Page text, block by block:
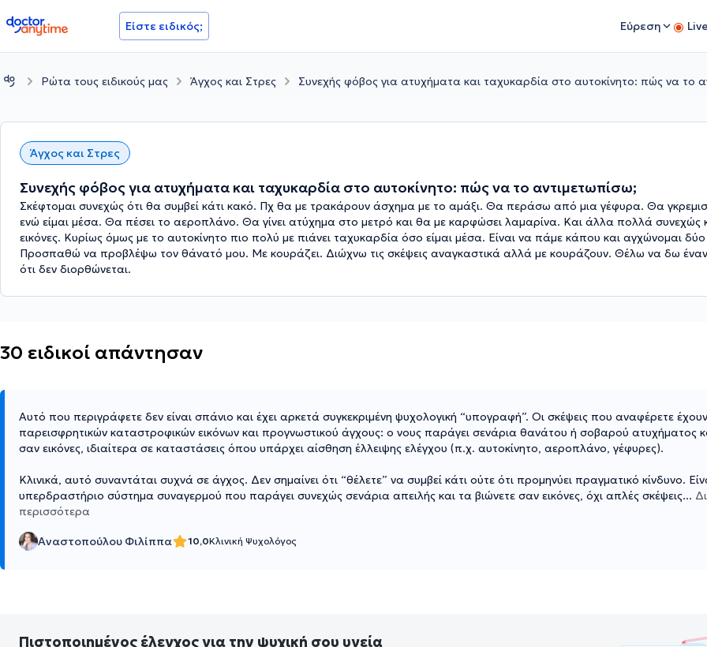
doctoranytime Είστε ειδικός; Εύρεση
Ρώτα τους ειδικούς μας Άγχος και Στρες Συνεχής φόβος για ατυχήματα και ταχυκαρδία στο αυτοκίνητο: πώς να το
Άγχος και Στρες
Συνεχής φόβος για ατυχήματα και ταχυκαρδία στο αυτοκίνητο: πώς να το αντιμετωπίσω;
Σκέφτομαι συνεχώς ότι θα συμβεί κάτι κακό. Πχ θα με τρακάρουν άσχημα με το αμάξι. Θα περάσω από μια γέφυρα. Θα
ενώ είμαι μέσα. Θα πέσει το αεροπλάνο. Θα γίνει ατύχημα στο μετρό και θα με καρφώσει λαμαρίνα. Και άλλα πολλά συνεχώς
εικόνες. Κυρίως όμως με το αυτοκίνητο πιο πολύ με πιάνει ταχυκαρδία όσο είμαι μέσα. Είναι να πάμε κάπου και αγχώνομαι
Προσπαθώ να προβλέψω τον θάνατό μου. Με κουράζει. Διώχνω τις σκέψεις αναγκαστικά αλλά με κουράζουν. Θέλω να δω έναν
ότι δεν διορθώνεται.
30 ειδικοί απάντησαν
Αυτό που περιγράφετε δεν είναι σπάνιο και έχει αρκετά συγκεκριμένη ψυχολογική “υπογραφή”. Οι σκέψεις που αναφέρετε
παρεισφρητικών καταστροφικών εικόνων και προγνωστικού άγχους: ο νους παράγει σενάρια θανάτου ή σοβαρού ατυχήματος
σαν εικόνες, ιδιαίτερα σε καταστάσεις όπου υπάρχει αίσθηση έλλειψης ελέγχου (π.χ. αυτοκίνητο, αεροπλάνο, γέφυρες).
Κλινικά, αυτό συναντάται συχνά σε άγχος. Δεν σημαίνει ότι “θέλετε” να συμβεί κάτι ούτε ότι προμηνύει πραγματικό κίνδυνο.
υπερδραστήριο σύστημα συναγερμού που παράγει συνεχώς σενάρια απειλής και τα βιώνετε σαν εικόνες, όχι απλές σκέψεις...
περισσότερα
Αναστοπούλου Φιλίππα 10,0Κλινική Ψυχολόγος
Πιστοποιημένος έλεγχος για την ψυχική σου υγεία